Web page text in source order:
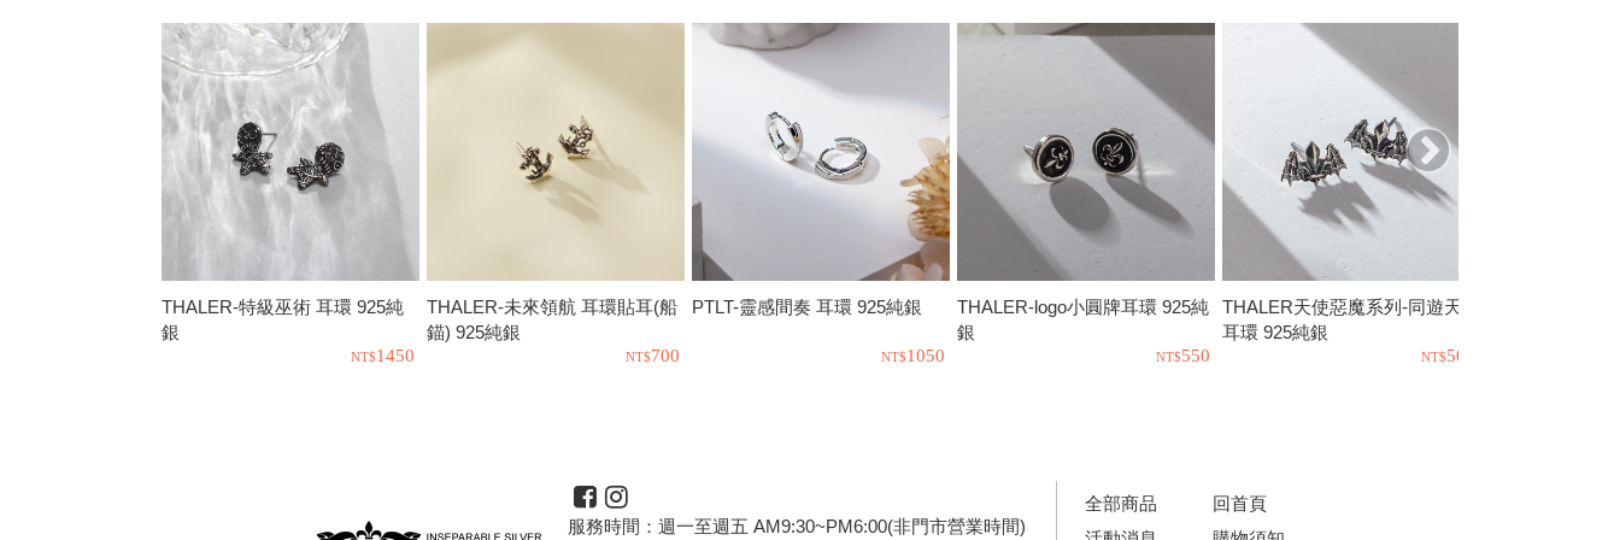
THALER-特級巫術 耳環 925純
銀
1450
THALER-未來領航 耳環貼耳(船
錨) 925純銀
700
PTLT-靈感間奏 耳環 925純銀
1050
THALER-logo小圓牌耳環 925純
銀
550
THALER天使惡魔系列-同遊天際
耳環 925純銀
500
服務時間：週一至週五 AM9:30~PM6:00(非門市營業時間)
全部商品
回首頁